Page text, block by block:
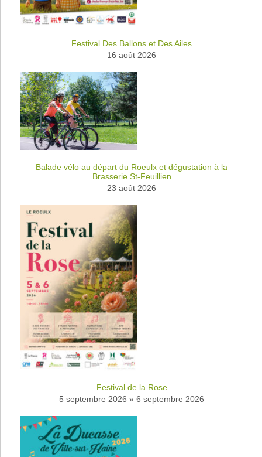
Festival Des Ballons et Des Ailes
16 août 2026
Balade vélo au départ du Roeulx et dégustation à la
Brasserie St-Feuillien
23 août 2026
Festival de la Rose
5 septembre 2026 » 6 septembre 2026